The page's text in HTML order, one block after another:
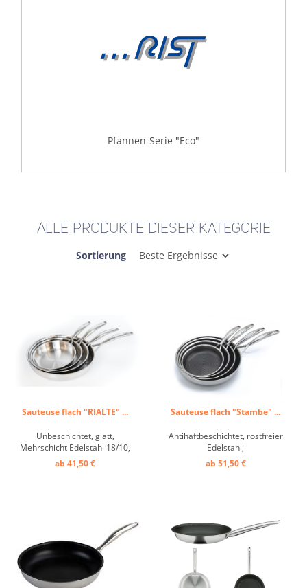
Pfannen-Serie "Eco"
ALLE PRODUKTE DIESER KATEGORIE
Sortierung
Sauteuse flach "RIALTE" ...
Unbeschichtet, glatt,
Mehrschicht Edelstahl 18/10,
Stiel angeschweißt ...
ab 41,50 €
Sauteuse flach "Stambe" ...
Antihaftbeschichtet, rostfreier
Edelstahl,
Mehrschichtmaterial, verlängerte
Lebensdauer der Beschichtung
ab 51,50 €